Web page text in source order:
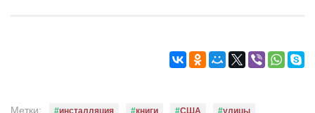
Метки: инсталляция книги США
улицы